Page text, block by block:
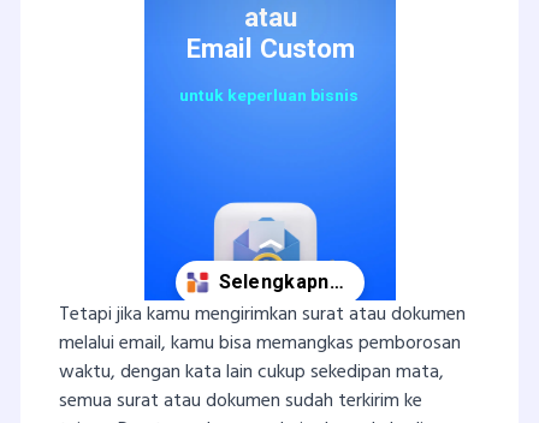
Tetapi jika kamu mengirimkan surat atau dokumen
melalui email, kamu bisa memangkas pemborosan
waktu, dengan kata lain cukup sekedipan mata,
semua surat atau dokumen sudah terkirim ke